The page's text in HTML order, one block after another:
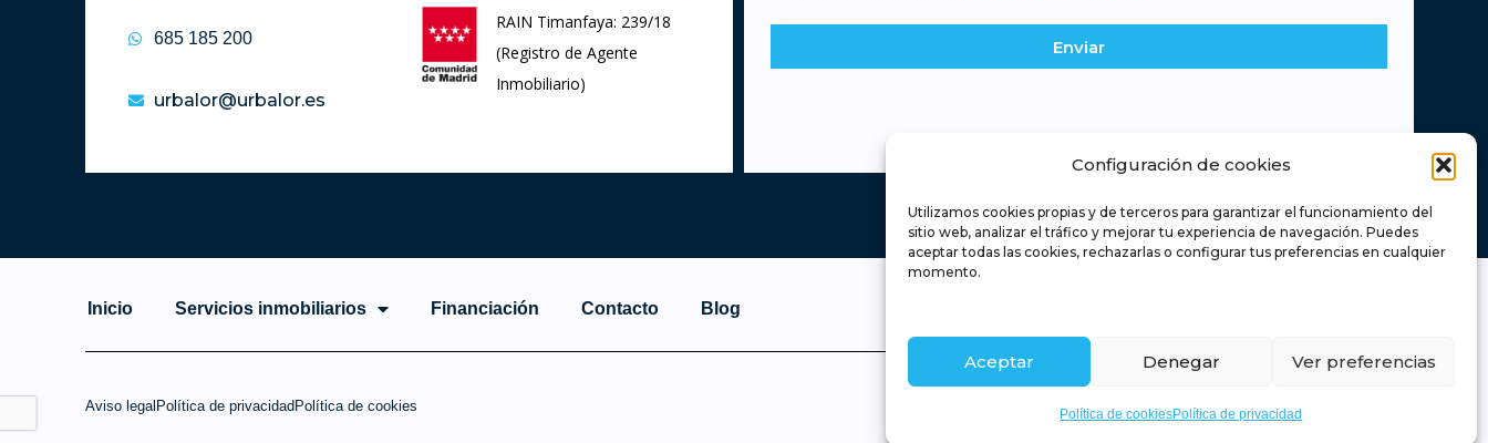
Configuración de cookies
Utilizamos cookies propias y de terceros para garantizar el funcionamiento del
sitio web, analizar el tráfico y mejorar tu experiencia de navegación. Puedes
aceptar todas las cookies, rechazarlas o configurar tus preferencias en cualquier
momento.
Aceptar Denegar Ver preferencias
Política de cookiesPolítica de privacidad
685 185 200
urbalor@urbalor.es
RAIN Timanfaya: 239/18
(Registro de Agente
Inmobiliario)
Enviar
Inicio Servicios inmobiliarios Financiación Contacto Blog
Aviso legal Política de privacidad Política de cookies
Timanfaya